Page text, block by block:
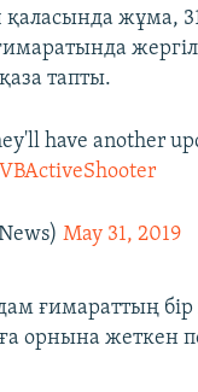
жұма,
тапты.
have another
May 31, 2019
ғимараттың бір
орнына жеткен